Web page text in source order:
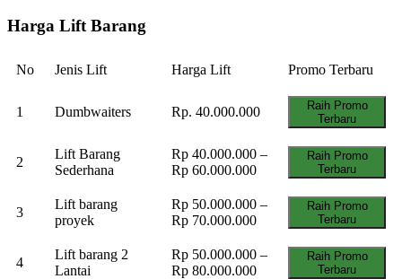
Harga Lift Barang
No Jenis Lift Harga Lift Promo Terbaru
1 Dumbwaiters Rp. 40.000.000
Raih Promo
Terbaru
2
Lift Barang
Sederhana
Rp 40.000.000 –
Rp 60.000.000
Raih Promo
Terbaru
3
Lift barang
proyek
Rp 50.000.000 –
Rp 70.000.000
Raih Promo
Terbaru
4
Lift barang 2
Lantai
Rp 50.000.000 –
Rp 80.000.000
Raih Promo
Terbaru